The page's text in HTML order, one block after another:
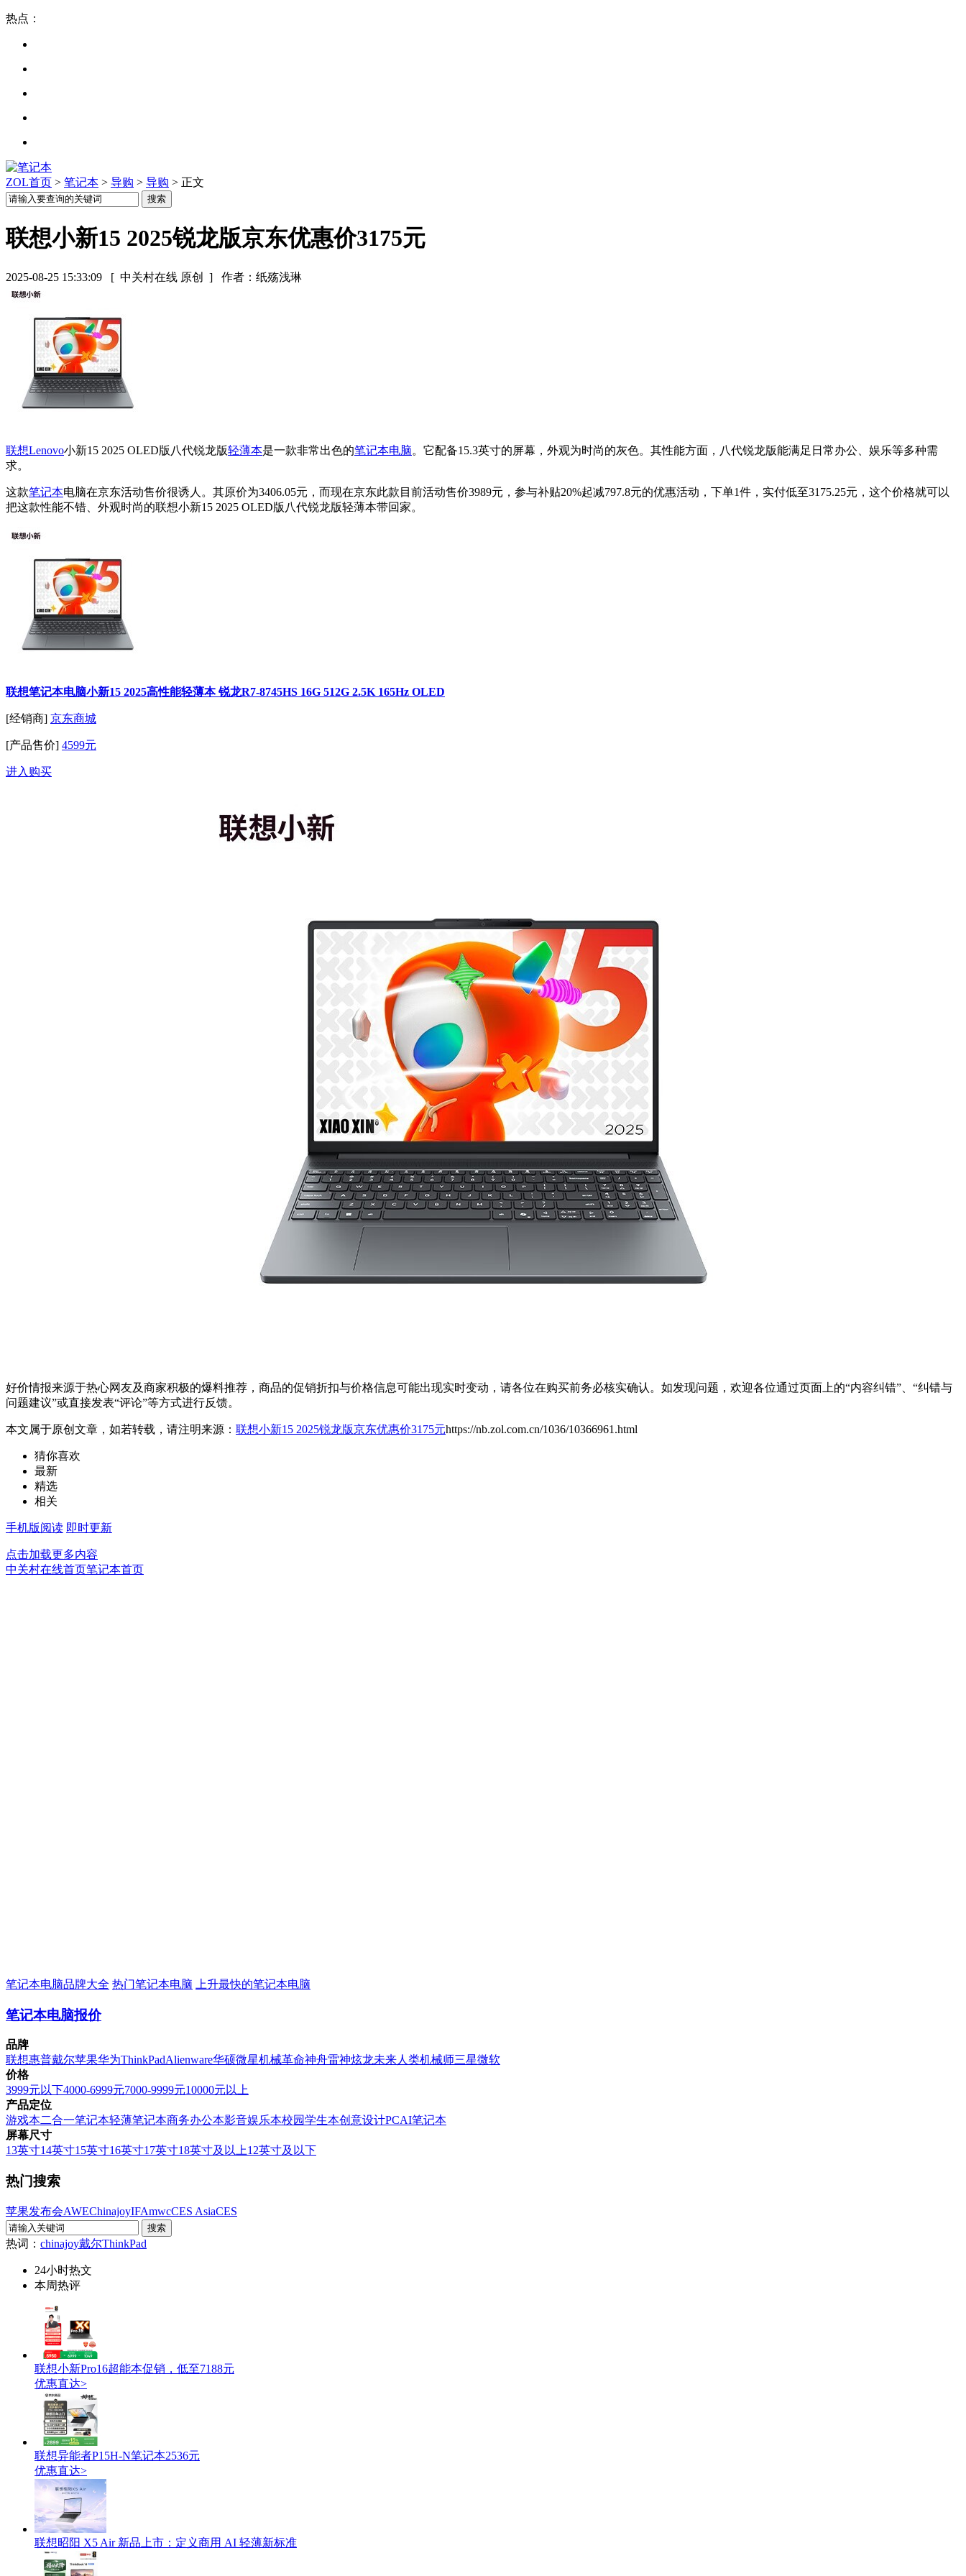
热点：
ZOL首页 > 笔记本 > 导购 > 导购 > 正文
联想小新15 2025锐龙版京东优惠价3175元
2025-08-25 15:33:09 [ 中关村在线 原创 ] 作者：纸殇浅琳
联想Lenovo小新15 2025 OLED版八代锐龙版轻薄本是一款非常出色的笔记本电脑。它配备15.3英寸的屏幕，外观为时尚的灰色。其性能方面，八代锐龙版能满足日常办公、娱乐等多种需
求。
这款笔记本电脑在京东活动售价很诱人。其原价为3406.05元，而现在京东此款目前活动售价3989元，参与补贴20%起减797.8元的优惠活动，下单1件，实付低至3175.25元，这个价格就可以
把这款性能不错、外观时尚的联想小新15 2025 OLED版八代锐龙版轻薄本带回家。
联想笔记本电脑小新15 2025高性能轻薄本 锐龙R7-8745HS 16G 512G 2.5K 165Hz OLED
[经销商] 京东商城
[产品售价] 4599元
进入购买
好价情报来源于热心网友及商家积极的爆料推荐，商品的促销折扣与价格信息可能出现实时变动，请各位在购买前务必核实确认。如发现问题，欢迎各位通过页面上的“内容纠错”、“纠错与
问题建议”或直接发表“评论”等方式进行反馈。
本文属于原创文章，如若转载，请注明来源： 联想小新15 2025锐龙版京东优惠价3175元https://nb.zol.com.cn/1036/10366961.html
猜你喜欢
最新
精选
相关
手机版阅读 即时更新
点击加载更多内容
中关村在线首页笔记本首页
笔记本电脑品牌大全 热门笔记本电脑 上升最快的笔记本电脑
笔记本电脑报价
品牌
联想惠普戴尔苹果华为ThinkPadAlienware华硕微星机械革命神舟雷神炫龙未来人类机械师三星微软
价格
3999元以下4000-6999元7000-9999元10000元以上
产品定位
游戏本二合一笔记本轻薄笔记本商务办公本影音娱乐本校园学生本创意设计PCAI笔记本
屏幕尺寸
13英寸14英寸15英寸16英寸17英寸18英寸及以上12英寸及以下
热门搜索
苹果发布会AWEChinajoyIFAmwcCES AsiaCES
热词： chinajoy戴尔ThinkPad
24小时热文
本周热评
联想小新Pro16超能本促销，低至7188元
优惠直达>
联想异能者P15H-N笔记本2536元
优惠直达>
联想昭阳 X5 Air 新品上市：定义商用 AI 轻薄新标准